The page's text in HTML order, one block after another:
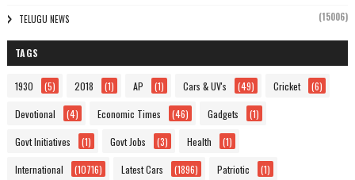
TELUGU NEWS (15006)
TAGS
1930 (5) 2018 (1) AP (1) Cars & UV's (49) Cricket (6)
Devotional (4) Economic Times (46) Gadgets (1)
Govt Initiatives (1) Govt Jobs (3) Health (1)
International (10716) Latest Cars (1896) Patriotic (1)